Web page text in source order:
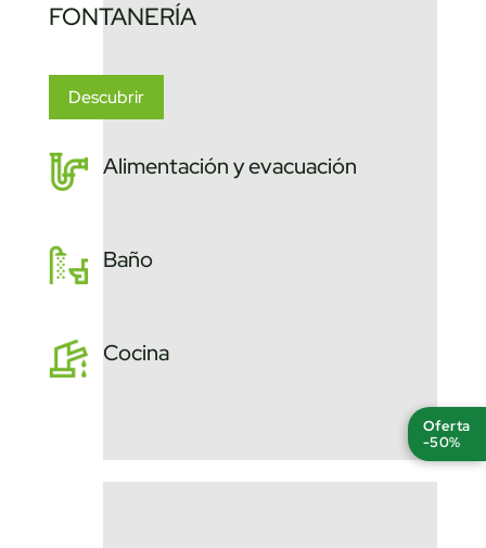
FONTANERÍA
Descubrir
Alimentación y evacuación
Baño
Cocina
Oferta
-50%